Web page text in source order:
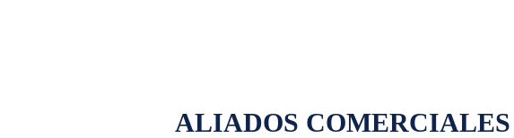
ALIADOS COMERCIALES